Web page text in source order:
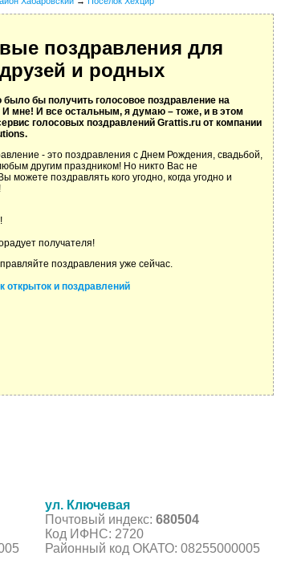
поздравления для
и родных
бы получить голосовое поздравление на
мне! И все остальным, я думаю – тоже, и в этом
голосовых поздравлений Grattis.ru от компании
- это поздравления с Днем Рождения, свадьбой,
другим праздником! Но никто Вас не
можете поздравлять кого угодно, когда угодно и
получателя!
поздравления уже сейчас.
открыток и поздравлений
ул. Ключевая
Почтовый индекс: 680504
Код ИФНС: 2720
Районный код ОКАТО: 08255000005